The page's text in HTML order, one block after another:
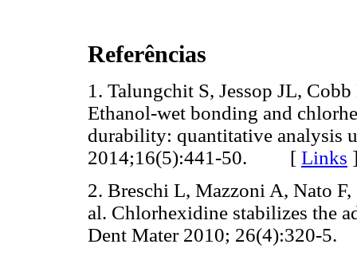
Referências
1. Talungchit S, Jessop JL,
Ethanol-wet bonding and
durability: quantitative analysis
2014;16(5):441-50. [ Links
2. Breschi L, Mazzoni A, Nato
al. Chlorhexidine stabilizes the
Dent Mater 2010; 26(4):320-5.